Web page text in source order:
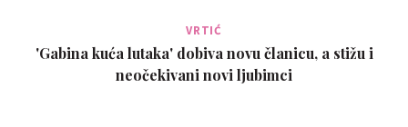
VRTIĆ
'Gabina kuća lutaka' dobiva novu članicu, a stižu i
neočekivani novi ljubimci